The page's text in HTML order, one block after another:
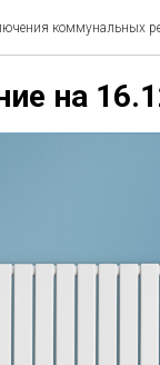
коммунальных
на